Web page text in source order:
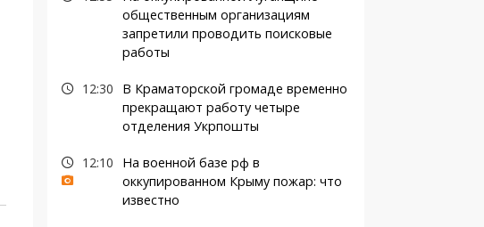
общественным организациям
запретили проводить поисковые
работы
12:30
В Краматорской громаде временно
прекращают работу четыре
отделения Укрпошты
12:10
На военной базе рф в
оккупированном Крыму пожар: что
известно